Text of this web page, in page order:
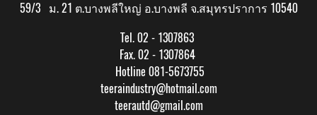
59/3 ม. 21 ต.บางพลีใหญ่ อ.บางพลี จ.สมุทรปราการ 10540
Tel. 02 - 1307863
Fax. 02 - 1307864
Hotline 081-5673755
teeraindustry@hotmail.com
teerautd@gmail.com